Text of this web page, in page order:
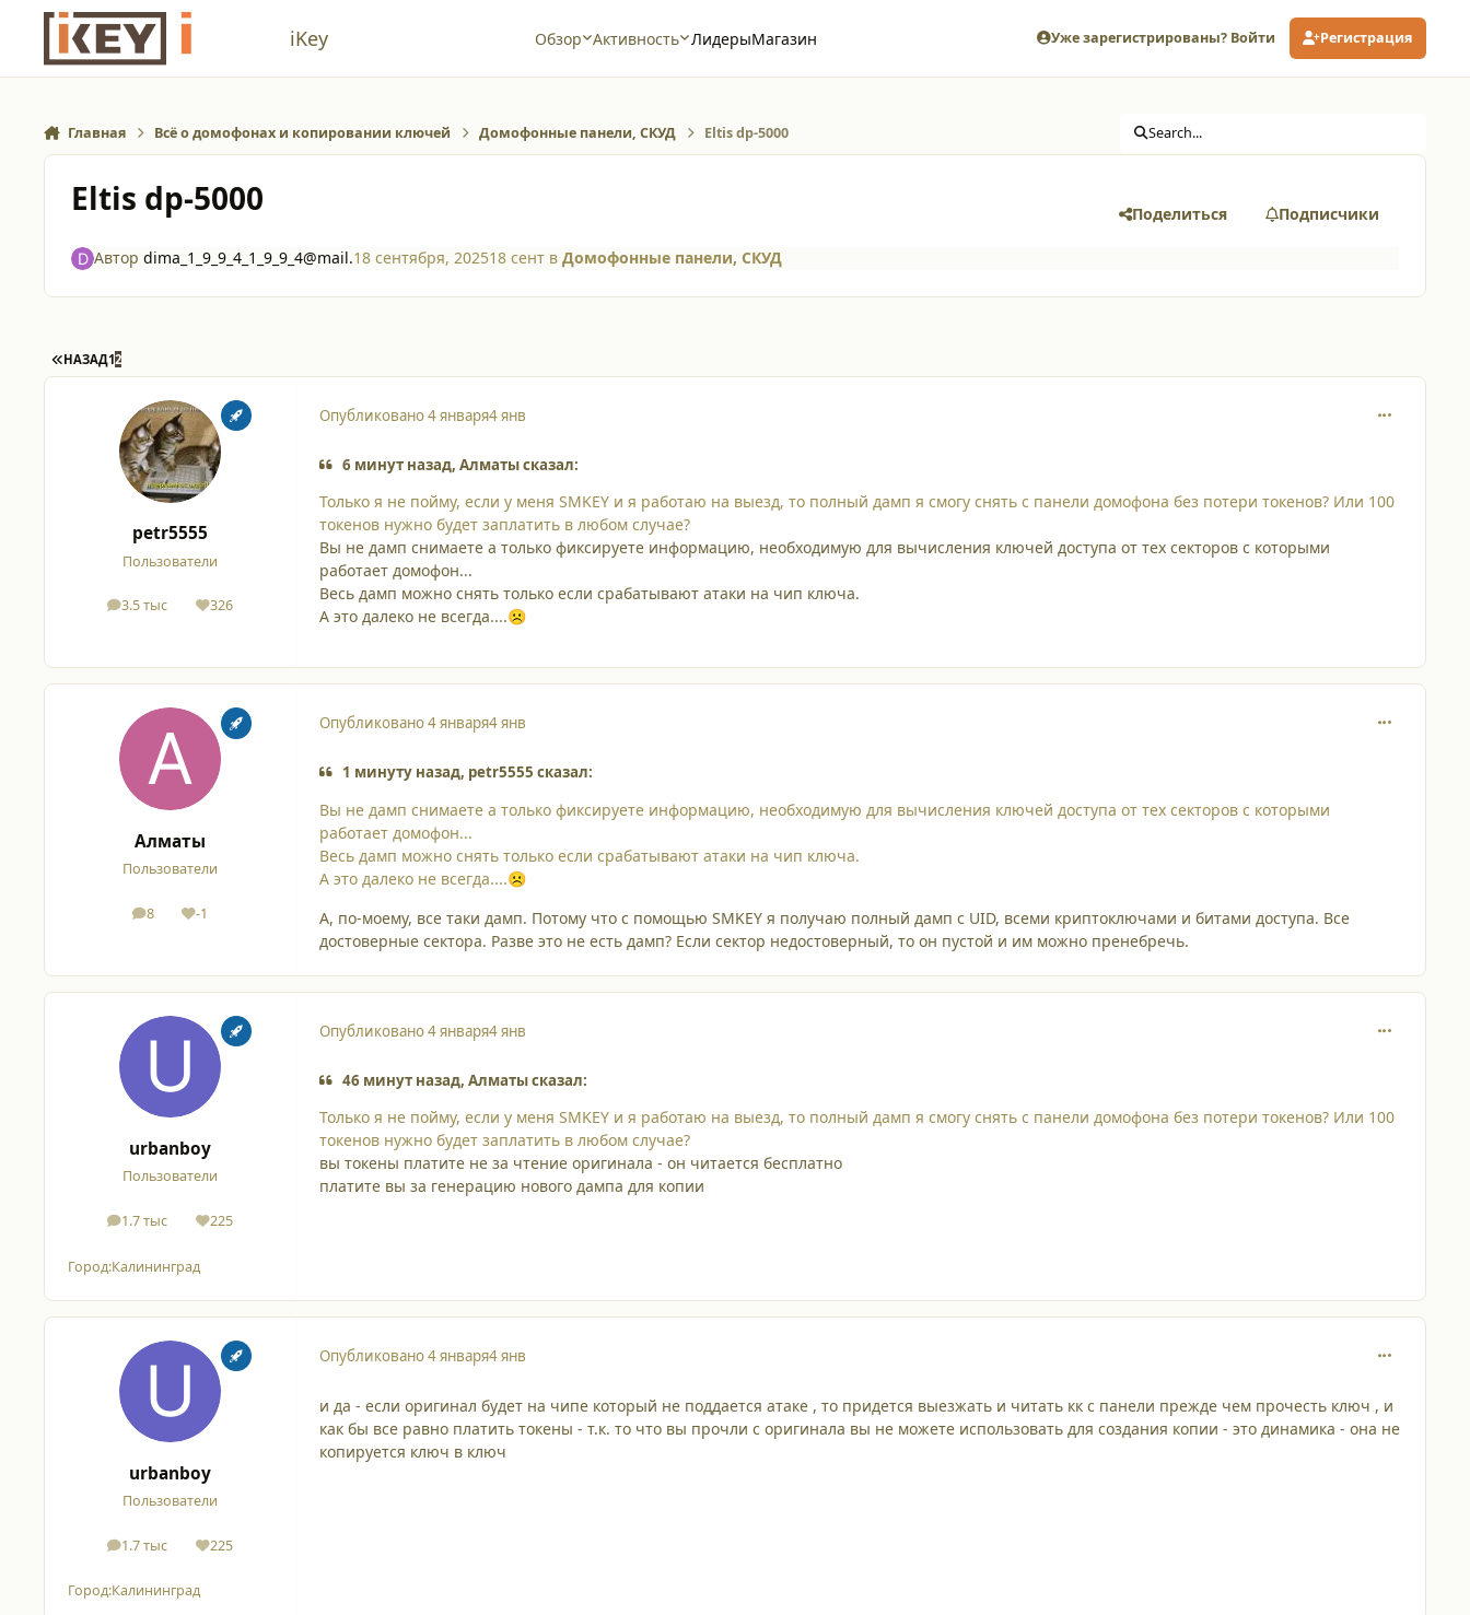
Перейти к содержанию
iKey Обзор Активность ЛидерыМагазин Уже зарегистрированы? Войти Регистрация
Главная Всё о домофонах и копировании ключей Домофонные панели, СКУД Eltis dp-5000 Search...
Eltis dp-5000 Поделиться Подписчики
Автор dima_1_9_9_4_1_9_9_4@mail.18 сентября, 202518 сентв Домофонные панели, СКУД
ПЕРВАЯ СТРАНИЦА
НАЗАД12
petr5555
Пользователи
3.5 тыс
сообщения326
Репутация
Опубликовано4 января4 янв
6 минут назад, Алматы сказал:
Только я не пойму, если у меня SMKEY и я работаю на выезд, то полный дамп я смогу снять с панели домофона без потери токенов? Или 100
токенов нужно будет заплатить в любом случае?
Вы не дамп снимаете а только фиксируете информацию, необходимую для вычисления ключей доступа от тех секторов с которыми
работает домофон...
Весь дамп можно снять только если срабатывают атаки на чип ключа.
А это далеко не всегда....☹️
Алматы
Пользователи
8
сообщения
-1
Репутация
Опубликовано4 января4 янв
1 минуту назад, petr5555 сказал:
Вы не дамп снимаете а только фиксируете информацию, необходимую для вычисления ключей доступа от тех секторов с которыми
работает домофон...
Весь дамп можно снять только если срабатывают атаки на чип ключа.
А это далеко не всегда....☹️
А, по-моему, все таки дамп. Потому что с помощью SMKEY я получаю полный дамп с UID, всеми криптоключами и битами доступа. Все
достоверные сектора. Разве это не есть дамп? Если сектор недостоверный, то он пустой и им можно пренебречь.
urbanboy
Пользователи
1.7 тыс
сообщения225
Репутация
Город:Калининград
Опубликовано4 января4 янв
46 минут назад, Алматы сказал:
Только я не пойму, если у меня SMKEY и я работаю на выезд, то полный дамп я смогу снять с панели домофона без потери токенов? Или 100
токенов нужно будет заплатить в любом случае?
вы токены платите не за чтение оригинала - он читается бесплатно
платите вы за генерацию нового дампа для копии
urbanboy
Пользователи
1.7 тыс
сообщения225
Репутация
Город:Калининград
Опубликовано4 января4 янв
и да - если оригинал будет на чипе который не поддается атаке , то придется выезжать и читать кк с панели прежде чем прочесть ключ , и
как бы все равно платить токены - т.к. то что вы прочли с оригинала вы не можете использовать для создания копии - это динамика - она не
копируется ключ в ключ